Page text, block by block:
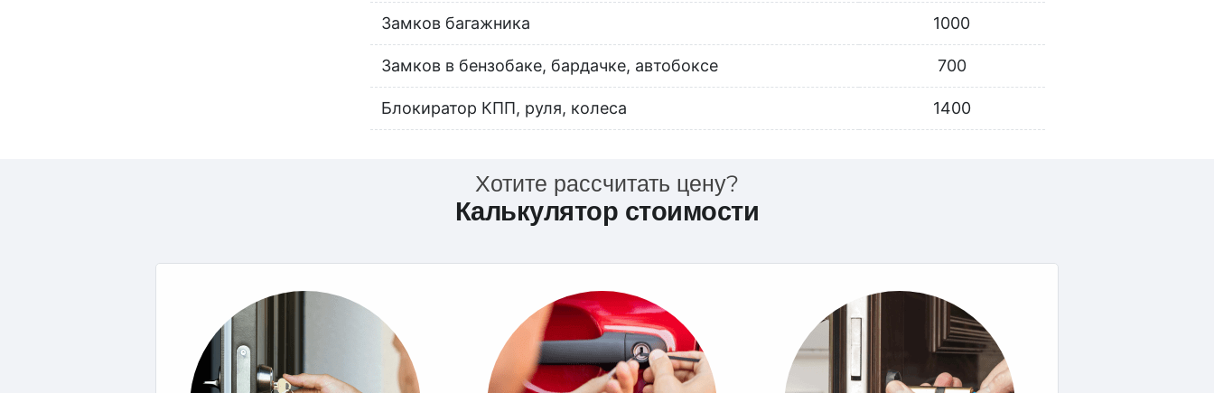
Замков багажника 1000
Замков в бензобаке, бардачке, автобоксе 700
Блокиратор КПП, руля, колеса 1400
Хотите рассчитать цену?
Калькулятор стоимости